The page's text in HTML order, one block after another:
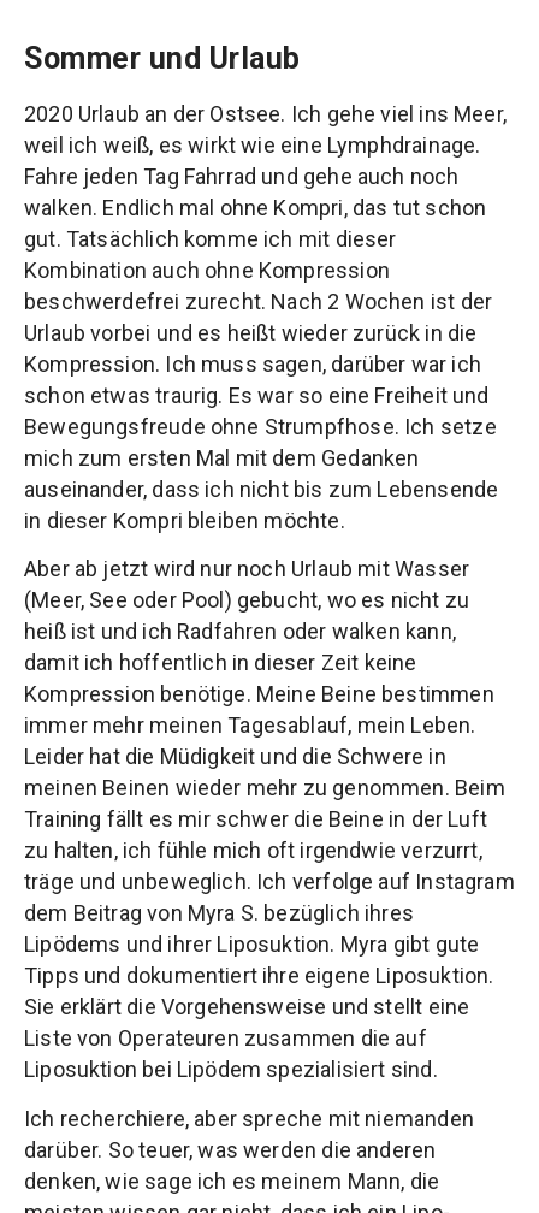
Sommer und Urlaub
2020 Urlaub an der Ostsee. Ich gehe viel ins Meer,
weil ich weiß, es wirkt wie eine Lymphdrainage.
Fahre jeden Tag Fahrrad und gehe auch noch
walken. Endlich mal ohne Kompri, das tut schon
gut. Tatsächlich komme ich mit dieser
Kombination auch ohne Kompression
beschwerdefrei zurecht. Nach 2 Wochen ist der
Urlaub vorbei und es heißt wieder zurück in die
Kompression. Ich muss sagen, darüber war ich
schon etwas traurig. Es war so eine Freiheit und
Bewegungsfreude ohne Strumpfhose. Ich setze
mich zum ersten Mal mit dem Gedanken
auseinander, dass ich nicht bis zum Lebensende
in dieser Kompri bleiben möchte.
Aber ab jetzt wird nur noch Urlaub mit Wasser
(Meer, See oder Pool) gebucht, wo es nicht zu
heiß ist und ich Radfahren oder walken kann,
damit ich hoffentlich in dieser Zeit keine
Kompression benötige. Meine Beine bestimmen
immer mehr meinen Tagesablauf, mein Leben.
Leider hat die Müdigkeit und die Schwere in
meinen Beinen wieder mehr zu genommen. Beim
Training fällt es mir schwer die Beine in der Luft
zu halten, ich fühle mich oft irgendwie verzurrt,
träge und unbeweglich. Ich verfolge auf Instagram
dem Beitrag von Myra S. bezüglich ihres
Lipödems und ihrer Liposuktion. Myra gibt gute
Tipps und dokumentiert ihre eigene Liposuktion.
Sie erklärt die Vorgehensweise und stellt eine
Liste von Operateuren zusammen die auf
Liposuktion bei Lipödem spezialisiert sind.
Ich recherchiere, aber spreche mit niemanden
darüber. So teuer, was werden die anderen
denken, wie sage ich es meinem Mann, die